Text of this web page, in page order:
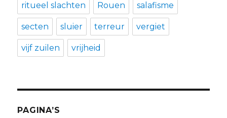
ritueel slachten Rouen salafisme
secten sluier terreur vergiet
vijf zuilen vrijheid
PAGINA’S